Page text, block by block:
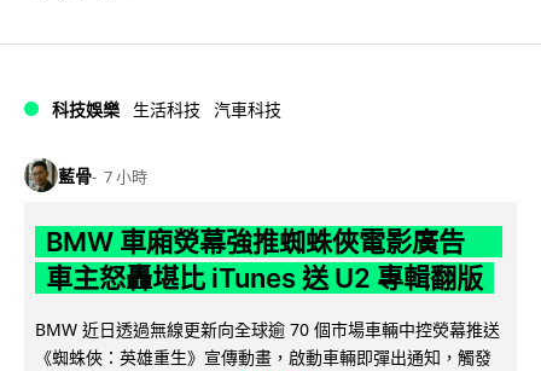
科技娛樂 生活科技 汽車科技
藍骨 7 小時
BMW 車廂熒幕強推蜘蛛俠電影廣告
車主怒轟堪比 iTunes 送 U2 專輯翻版
BMW 近日透過無線更新向全球逾 70 個市場車輛中控熒幕推送
《蜘蛛俠：英雄重生》宣傳動畫，啟動車輛即彈出通知，觸發